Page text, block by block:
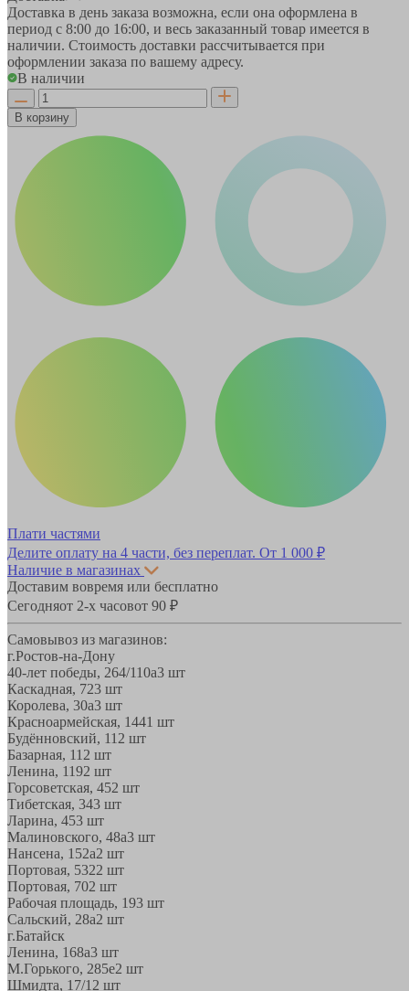
Доставка в день заказа возможна, если она оформлена в
период с 8:00 до 16:00, и весь заказанный товар имеется в
наличии. Стоимость доставки рассчитывается при
оформлении заказа по вашему адресу.
В наличии
В корзину
Плати частями
Делите оплату на 4 части, без переплат. От 1 000 ₽
Наличие в магазинах
Доставим вовремя или бесплатно
Сегодняот 2-х часовот 90 ₽
Самовывоз из магазинов:
г.Ростов-на-Дону
40-лет победы, 264/110а3 шт
Каскадная, 723 шт
Королева, 30а3 шт
Красноармейская, 1441 шт
Будённовский, 11 2 шт
Базарная, 11 2 шт
Ленина, 1192 шт
Горсоветская, 452 шт
Тибетская, 343 шт
Ларина, 453 шт
Малиновского, 48а3 шт
Нансена, 152а2 шт
Портовая, 5322 шт
Портовая, 702 шт
Рабочая площадь, 193 шт
Сальский, 28a2 шт
г.Батайск
Ленина, 168а3 шт
М.Горького, 285е2 шт
Шмидта, 17/1 2 шт